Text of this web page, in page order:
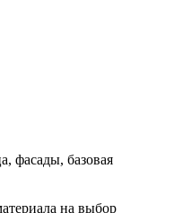
фасады, базовая
на выбор